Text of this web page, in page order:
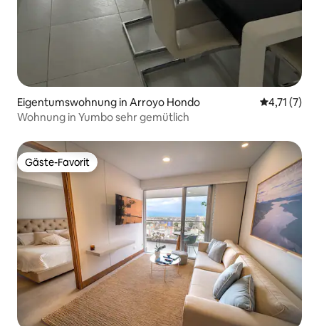
Eigentumswohnung in Arroyo Hondo
4,71 (7)
Wohnung in Yumbo sehr gemütlich
Gäste-Favorit
Gäste-Favorit